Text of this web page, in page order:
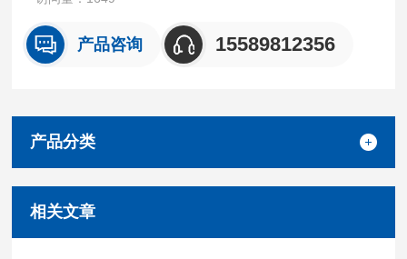
产品咨询 15589812356
产品分类
相关文章